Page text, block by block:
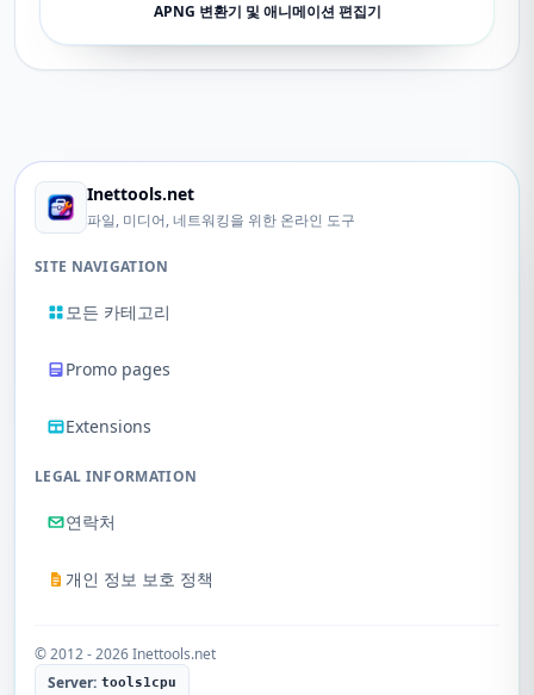
APNG 변환기 및 애니메이션 편집기
Inettools.net
파일, 미디어, 네트워킹을 위한 온라인 도구
SITE NAVIGATION
모든 카테고리
Promo pages
Extensions
LEGAL INFORMATION
연락처
개인 정보 보호 정책
© 2012 - 2026 Inettools.net
Server: tools1cpu